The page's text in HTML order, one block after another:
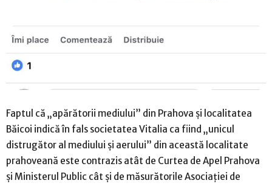
Faptul că „apărătorii mediului” din Prahova și localitatea
Băicoi indică în fals societatea Vitalia ca fiind „unicul
distrugător al mediului și aerului” din această localitate
prahoveană este contrazis atât de Curtea de Apel Prahova
și Ministerul Public cât și de măsurătorile Asociației de